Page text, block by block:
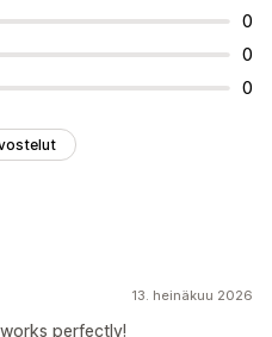
Mukautetut käytännöt
0
0
0
13. heinäkuu 2026
perfectly!